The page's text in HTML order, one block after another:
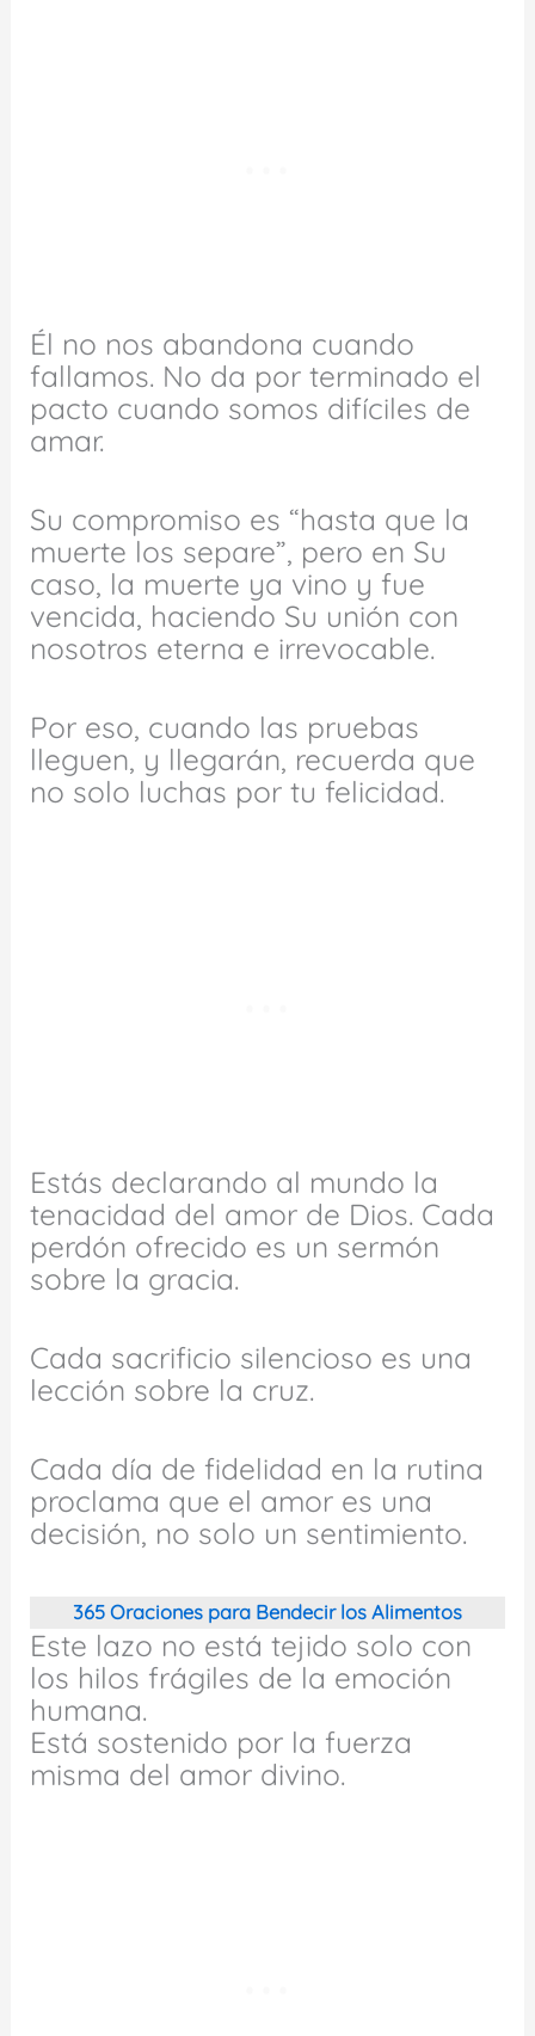
Él no nos abandona cuando
fallamos. No da por terminado el
pacto cuando somos difíciles de
amar.
Su compromiso es “hasta que la
muerte los separe”, pero en Su
caso, la muerte ya vino y fue
vencida, haciendo Su unión con
nosotros eterna e irrevocable.
Por eso, cuando las pruebas
lleguen, y llegarán, recuerda que
no solo luchas por tu felicidad.
Estás declarando al mundo la
tenacidad del amor de Dios. Cada
perdón ofrecido es un sermón
sobre la gracia.
Cada sacrificio silencioso es una
lección sobre la cruz.
Cada día de fidelidad en la rutina
proclama que el amor es una
decisión, no solo un sentimiento.
365 Oraciones para Bendecir los Alimentos
Este lazo no está tejido solo con
los hilos frágiles de la emoción
humana.
Está sostenido por la fuerza
misma del amor divino.